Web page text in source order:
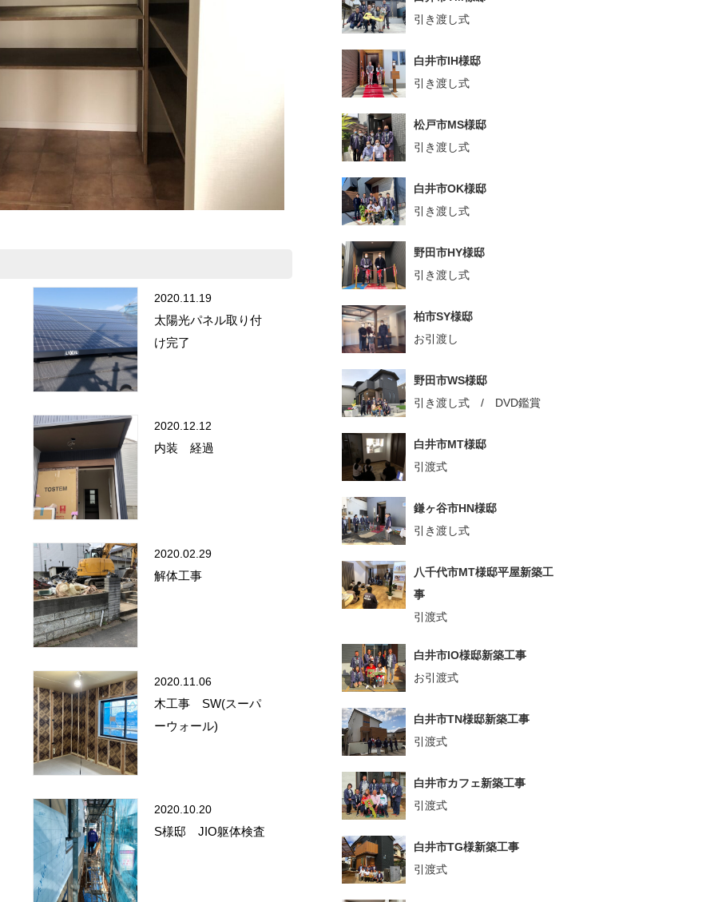
2020.11.19
太陽光パネル取り付
け完了
2020.12.12
内装 経過
2020.02.29
解体工事
2020.11.06
木工事 SW(スーパ
ーウォール)
2020.10.20
S様邸 JIO躯体検査
引き渡し式
白井市IH様邸
引き渡し式
松戸市MS様邸
引き渡し式
白井市OK様邸
引き渡し式
野田市HY様邸
引き渡し式
柏市SY様邸
お引渡し
野田市WS様邸
引き渡し式 / DVD鑑賞
白井市MT様邸
引渡式
鎌ヶ谷市HN様邸
引き渡し式
八千代市MT様邸平屋新築工
事
引渡式
白井市IO様邸新築工事
お引渡式
白井市TN様邸新築工事
引渡式
白井市カフェ新築工事
引渡式
白井市TG様新築工事
引渡式